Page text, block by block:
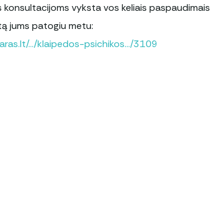
konsultacijoms vyksta vos keliais
jums patogiu metu:
.../klaipedos-psichikos.../3109